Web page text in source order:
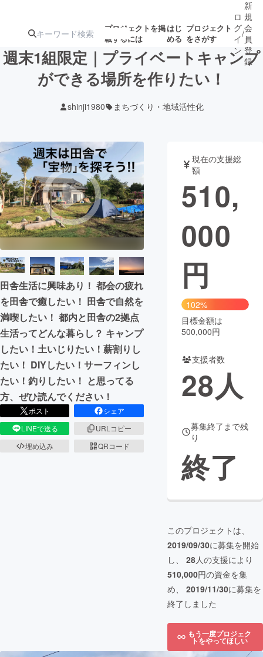
プロジェクトを掲
載するには
はじ
める
プロジェクト
をさがす
ターン
ジェクト
募集終了が近いプ
ロジェクト
アート・写真 音楽
テクノロジー・ガジェット ゲーム・サ
映像・映画
ビジネス・起業
まちづくり・地域活性化
CAMPFIRE for Social Good
CAMPFIRE Creation
CAMPFIREふるさと納税 machi-ya コミュニティ
ロ
グ
イ
ン
/
新
規
会
員
登
録
週末1組限定｜プライベートキャンプ
ができる場所を作りたい！
shinji1980 まちづくり・地域活性化
田舎生活に興味あり！ 都会の疲れ
を田舎で癒したい！ 田舎で自然を
満喫したい！ 都内と田舎の2拠点
生活ってどんな暮らし？ キャンプ
したい！土いじりたい！薪割りし
たい！ DIYしたい！サーフィンし
たい！釣りしたい！ と思ってる
方、ぜひ読んでください！
ポスト
シェア
LINEで送る
URLコピー
埋め込み
QRコード
現在の支援総
額
510,
000
円
102%
目標金額は
500,000円
支援者数
28人
募集終了まで残
り
終了
このプロジェクトは、
2019/09/30に募集を開始
し、 28人の支援により
510,000円の資金を集
め、 2019/11/30に募集を
終了しました
もう一度プロジェク
トをやってほしい